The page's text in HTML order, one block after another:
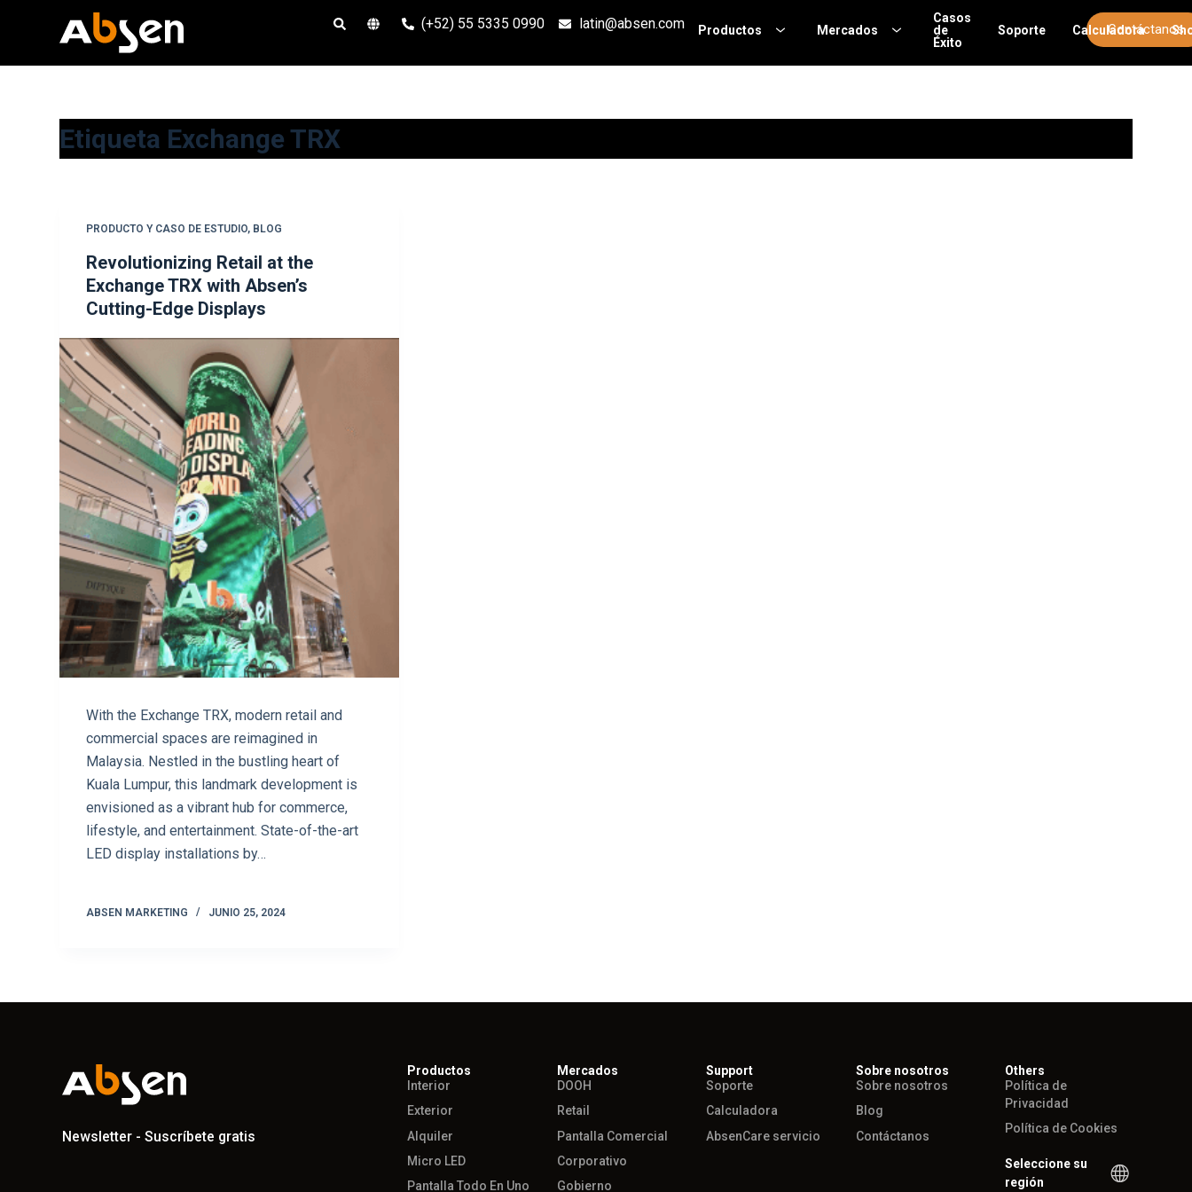
l
(+52) 55 5335 0990 latin@absen.com Productos Mercados
Casos
de
Éxito
Soporte CalculadoraContáctanos
Etiqueta Exchange TRX
PRODUCTO Y CASO DE ESTUDIO, BLOG
Revolutionizing Retail at the
Exchange TRX with Absen’s
Cutting-Edge Displays
With the Exchange TRX, modern retail and
commercial spaces are reimagined in
Malaysia. Nestled in the bustling heart of
Kuala Lumpur, this landmark development is
envisioned as a vibrant hub for commerce,
lifestyle, and entertainment. State-of-the-art
LED display installations by…
ABSEN MARKETING JUNIO 25, 2024
Newsletter - Suscríbete gratis
Productos
Interior
Exterior
Alquiler
Micro LED
Pantalla Todo En Uno
Mercados
DOOH
Retail
Pantalla Comercial
Corporativo
Gobierno
Support
Soporte
Calculadora
AbsenCare servicio
Sobre nosotros
Sobre nosotros
Blog
Contáctanos
Others
Política de
Privacidad
Política de Cookies
Seleccione su
región